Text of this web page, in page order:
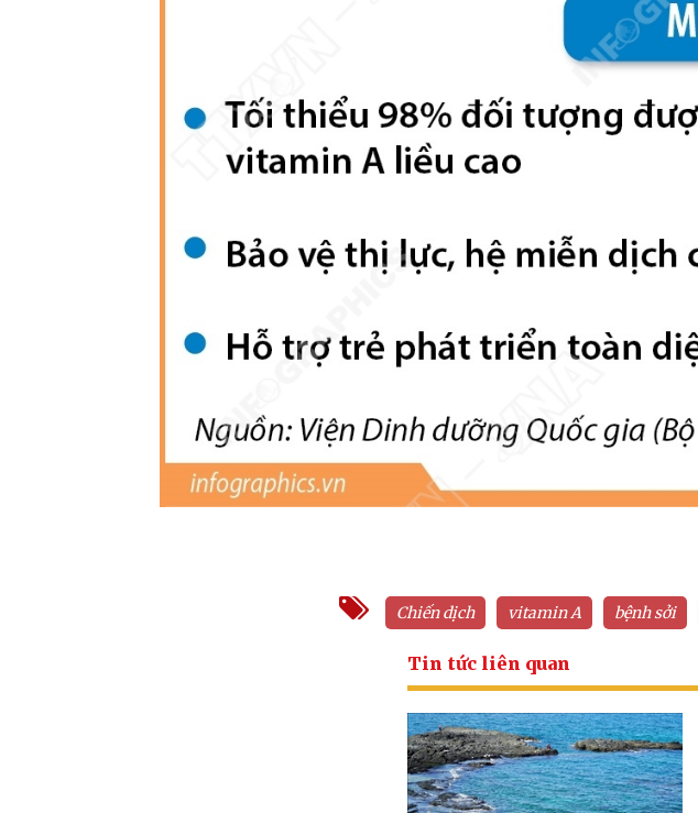
Chiến dịch vitamin A bệnh sởi
Tin tức liên quan